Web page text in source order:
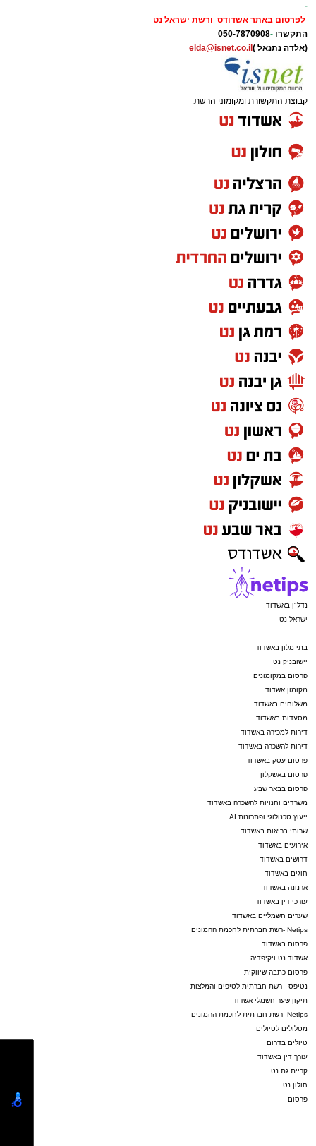
-
לפרסום באתר אשדודס ורשת ישראל נט
התקשרו -
050-7870908
(אלדה נתנאל ) elda@isnet.co.il
קבוצת התקשורת ומקומוני הרשת:
נדל"ן באשדוד
ישראל נט
-
בתי מלון באשדוד
יישובניק נט
פרסום במקומונים
מקומון אשדוד
משלוחים באשדוד
מסעדות באשדוד
דירות למכירה באשדוד
דירות להשכרה באשדוד
פרסום עסק באשדוד
פרסום באשקלון
פרסום בבאר שבע
משרדים וחנויות להשכרה באשדוד
ייעוץ טכנולוגי ופתרונות AI
שרותי בריאות באשדוד
אירועים באשדוד
דרושים באשדוד
חוגים באשדוד
ארנונה באשדוד
עורכי דין באשדוד
שערים חשמליים באשדוד
Netips -רשת חברתית לחכמת ההמונים
פרסום באשדוד
אשדוד נט ויקיפדיה
פרסום כתבה שיווקית
נטיפס - רשת חברתית לטיפים והמלצות
תיקון שער חשמלי אשדוד
Netips -רשת חברתית לחכמת ההמונים
מסלולים לטיולים
טיולים בדרום
עורך דין באשדוד
קריית גת נט
חולון נט
פרסום